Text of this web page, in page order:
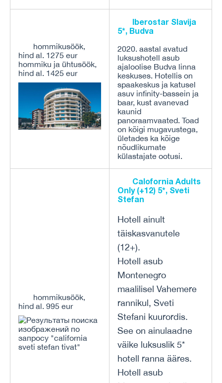
hommikusöök,
hind al. 1275 eur
hommiku ja ühtusöök,
hind al. 1425 eur
Iberostar Slavija
5*, Budva
2020. aastal avatud
luksushotell asub
ajaloolise Budva linna
keskuses. Hotellis on
spaakeskus ja katusel
asuv infinity-bassein ja
baar, kust avanevad
kaunid
panoraamvaated. Toad
on kõigi mugavustega,
ületades ka kõige
nõudlikumate
külastajate ootusi.
hommikusöök,
hind al. 995 eur
Calofornia Adults
Only (+12) 5*, Sveti
Stefan
Hotell ainult
täiskasvanutele
(12+).
Hotell asub
Montenegro
maalilisel Vahemere
rannikul, Sveti
Stefani kuurordis.
See on ainulaadne
väike luksuslik 5*
hotell ranna ääres.
Hotell asub